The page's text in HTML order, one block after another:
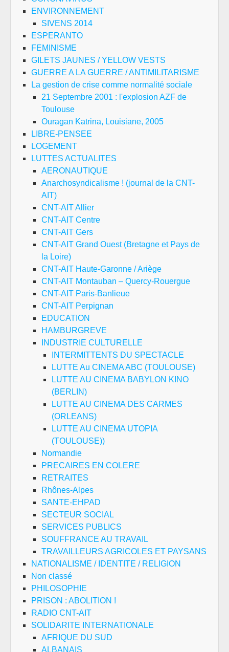
ENVIRONNEMENT
SIVENS 2014
ESPERANTO
FEMINISME
GILETS JAUNES / YELLOW VESTS
GUERRE A LA GUERRE / ANTIMILITARISME
La gestion de crise comme normalité sociale
21 Septembre 2001 : l'explosion AZF de
Toulouse
Ouragan Katrina, Louisiane, 2005
LIBRE-PENSEE
LOGEMENT
LUTTES ACTUALITES
AERONAUTIQUE
Anarchosyndicalisme ! (journal de la CNT-
AIT)
CNT-AIT Allier
CNT-AIT Centre
CNT-AIT Gers
CNT-AIT Grand Ouest (Bretagne et Pays de
la Loire)
CNT-AIT Haute-Garonne / Ariège
CNT-AIT Montauban – Quercy-Rouergue
CNT-AIT Paris-Banlieue
CNT-AIT Perpignan
EDUCATION
HAMBURGREVE
INDUSTRIE CULTURELLE
INTERMITTENTS DU SPECTACLE
LUTTE Au CINEMA ABC (TOULOUSE)
LUTTE AU CINEMA BABYLON KINO
(BERLIN)
LUTTE AU CINEMA DES CARMES
(ORLEANS)
LUTTE AU CINEMA UTOPIA
(TOULOUSE))
Normandie
PRECAIRES EN COLERE
RETRAITES
Rhônes-Alpes
SANTE-EHPAD
SECTEUR SOCIAL
SERVICES PUBLICS
SOUFFRANCE AU TRAVAIL
TRAVAILLEURS AGRICOLES ET PAYSANS
NATIONALISME / IDENTITE / RELIGION
Non classé
PHILOSOPHIE
PRISON : ABOLITION !
RADIO CNT-AIT
SOLIDARITE INTERNATIONALE
AFRIQUE DU SUD
ALBANAIS